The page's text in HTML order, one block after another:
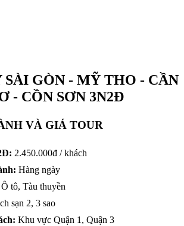
SÀI GÒN - MỸ THO - CẦN
- CỒN SƠN 3N2Đ
VÀ GIÁ TOUR
2.450.000đ / khách
Hàng ngày
Ô tô, Tàu thuyền
sạn 2, 3 sao
Khu vực Quận 1, Quận 3